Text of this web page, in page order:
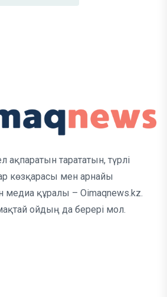
ақпаратын тарататын, түрлі
көзқарасы мен арнайы
медиа құралы – Oimaqnews.kz.
ойдың да берері мол.